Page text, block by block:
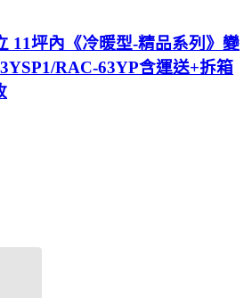
11坪內《冷暖型-精品系列》變
RAC-63YP含運送+拆箱